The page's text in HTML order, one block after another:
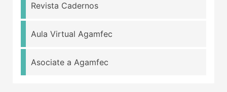
Revista Cadernos
Aula Virtual Agamfec
Asociate a Agamfec